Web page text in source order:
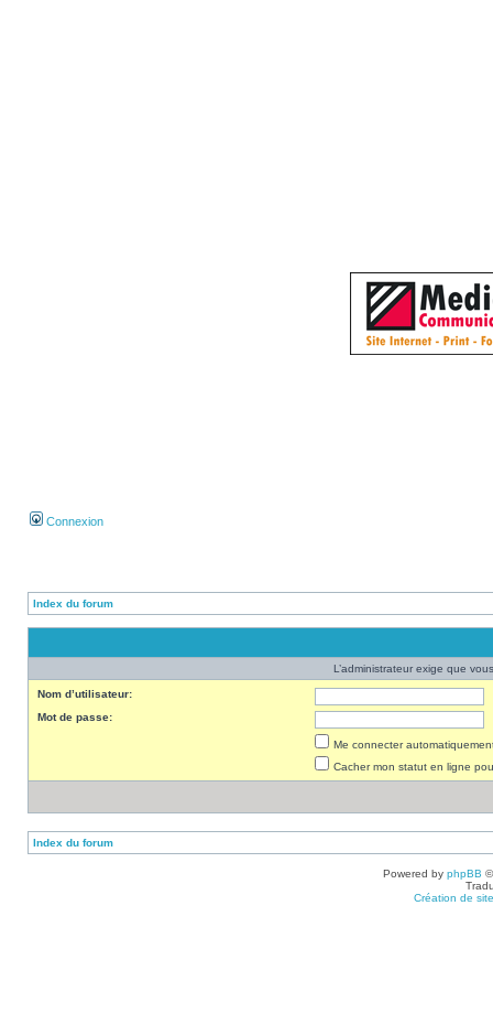
Connexion
Index du forum
L’administrateur exige que
Nom d’utilisateur:
Mot de passe:
Me connecter
Cacher mon statut en ligne
Index du forum
Powered by phpBB
Création de